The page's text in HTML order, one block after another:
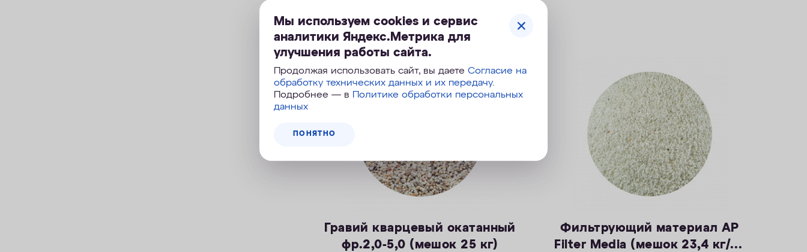
Гравий кварцевый окатанный
фр.2,0-5,0 (мешок 25 кг)
Фильтрующий материал AР
Filter Media (мешок 23,4 кг/56
Мы используем cookies и сервис
аналитики Яндекс.Метрика для
улучшения работы сайта.
Продолжая использовать сайт, вы даете Согласие на
обработку технических данных и их передачу.
Подробнее — в Политике обработки персональных
данных
ПОНЯТНО